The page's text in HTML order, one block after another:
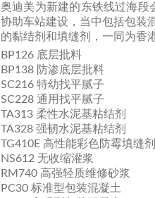
奥迪美为新建的东铁线过海段
协助车站建设，当中包括包装
的黏结剂和填缝剂，一同为香
BP126 底层批料
BP138 防渗底层批料
SC216 特幼找平腻子
SC228 通用找平腻子
TA313 柔性水泥基粘结剂
TA328 强韧水泥基粘结剂
TG410E 高性能彩色防霉填缝剂
NS612 无收缩灌浆
RM740 高强轻质维修砂浆
PC30 标准型包装混凝土